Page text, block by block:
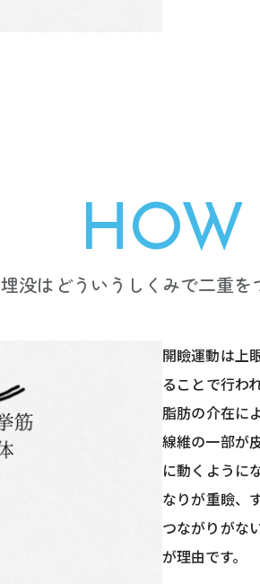
HOW
埋没はどういうしくみで二重を
開瞼運動は上
ることで行わ
脂肪の介在に
線維の一部が
に動くように
なりが重瞼、
つながりがな
が理由です。